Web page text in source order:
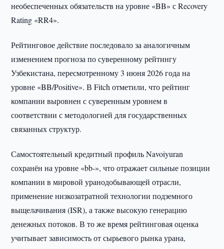
необеспеченных обязательств на уровне «BB» с Recovery
Rating «RR4».
Рейтинговое действие последовало за аналогичным
изменением прогноза по суверенному рейтингу
Узбекистана, пересмотренному 3 июня 2026 года на
уровне «BB/Positive». В Fitch отметили, что рейтинг
компании выровнен с суверенным уровнем в
соответствии с методологией для государственных
связанных структур.
Самостоятельный кредитный профиль Navoiyuran
сохранён на уровне «bb-», что отражает сильные позиции
компании в мировой уранодобывающей отрасли,
применение низкозатратной технологии подземного
выщелачивания (ISR), а также высокую генерацию
денежных потоков. В то же время рейтинговая оценка
учитывает зависимость от сырьевого рынка урана,